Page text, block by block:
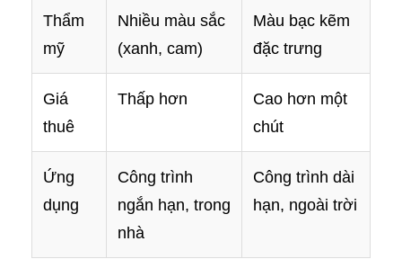
Thẩm
mỹ
Nhiều màu sắc
(xanh, cam)
Màu bạc kẽm
đặc trưng
Giá
thuê
Thấp hơn
Cao hơn một
chút
Ứng
dụng
Công trình
ngắn hạn, trong
nhà
Công trình dài
hạn, ngoài trời